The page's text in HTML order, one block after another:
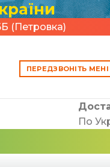
(Петровка)
ПЕРЕДЗВОНІТЬ МЕНІ
По